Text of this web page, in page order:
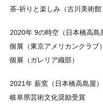
茶-祈りと楽しみ（古川美術館
2020年 9の時空（日本橋高島
個展（東京アメリカンクラブ）
個展（ガレリア織部）
2021年 薪窯（日本橋高島屋）
岐阜県芸術文化奨励受賞